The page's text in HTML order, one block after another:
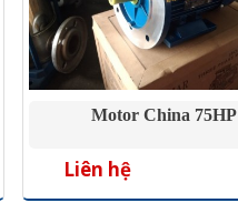
Motor China 75HP
Liên hệ